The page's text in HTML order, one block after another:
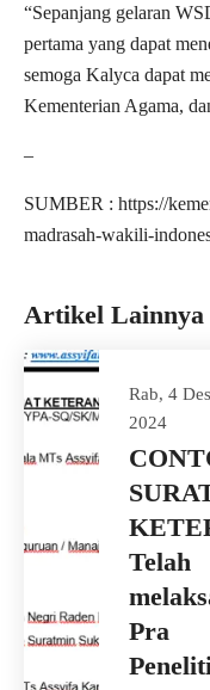
“Sepanjang gelaran
pertama yang dapat
semoga Kalyca dapat
Kementerian Agama,
–
SUMBER : https://
madrasah-wakili-
Artikel Lainnya
Rab, 4 Des
2024
Telah
Pra